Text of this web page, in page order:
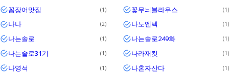
꼼장어맛집 1 꽃무늬블라우스 1
나나 2 나노엔텍 1
나는솔로 1 나는솔로249화 1
나는솔로31기 1 나라재킷 1
나영석 1 나혼자산다 1